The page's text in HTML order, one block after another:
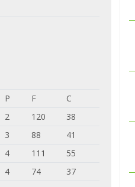
P F
C
2 120
38
3 88
41
4 111
55
4 74
37